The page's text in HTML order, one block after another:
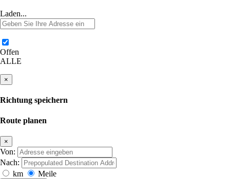
Laden...
Offen
ALLE
×
Richtung speichern
Route planen
×
Von:
Nach:
km
Meile